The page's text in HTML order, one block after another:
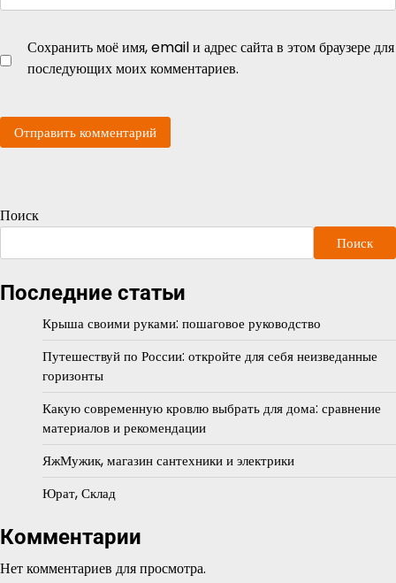
Сохранить моё имя, email и адрес сайта в этом браузере для
последующих моих комментариев.
Поиск
Поиск
Последние статьи
Крыша своими руками: пошаговое руководство
Путешествуй по России: откройте для себя неизведанные
горизонты
Какую современную кровлю выбрать для дома: сравнение
материалов и рекомендации
ЯжМужик, магазин сантехники и электрики
Юрат, Склад
Комментарии
Нет комментариев для просмотра.